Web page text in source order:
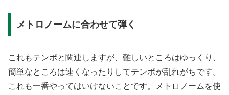
メトロノームに合わせて弾く
これもテンポと関連しますが、難しいところはゆっくり、
簡単なところは速くなったりしてテンポが乱れがちです。
これも一番やってはいけないことです。メトロノームを使